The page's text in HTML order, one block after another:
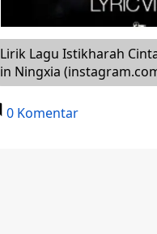
Lirik Lagu Istikharah
in Ningxia
0 Komentar